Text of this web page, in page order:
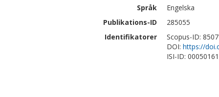
Språk
Engelska
Publikations-ID
285055
Identifikatorer
Scopus-ID:
DOI: https://
ISI-ID: